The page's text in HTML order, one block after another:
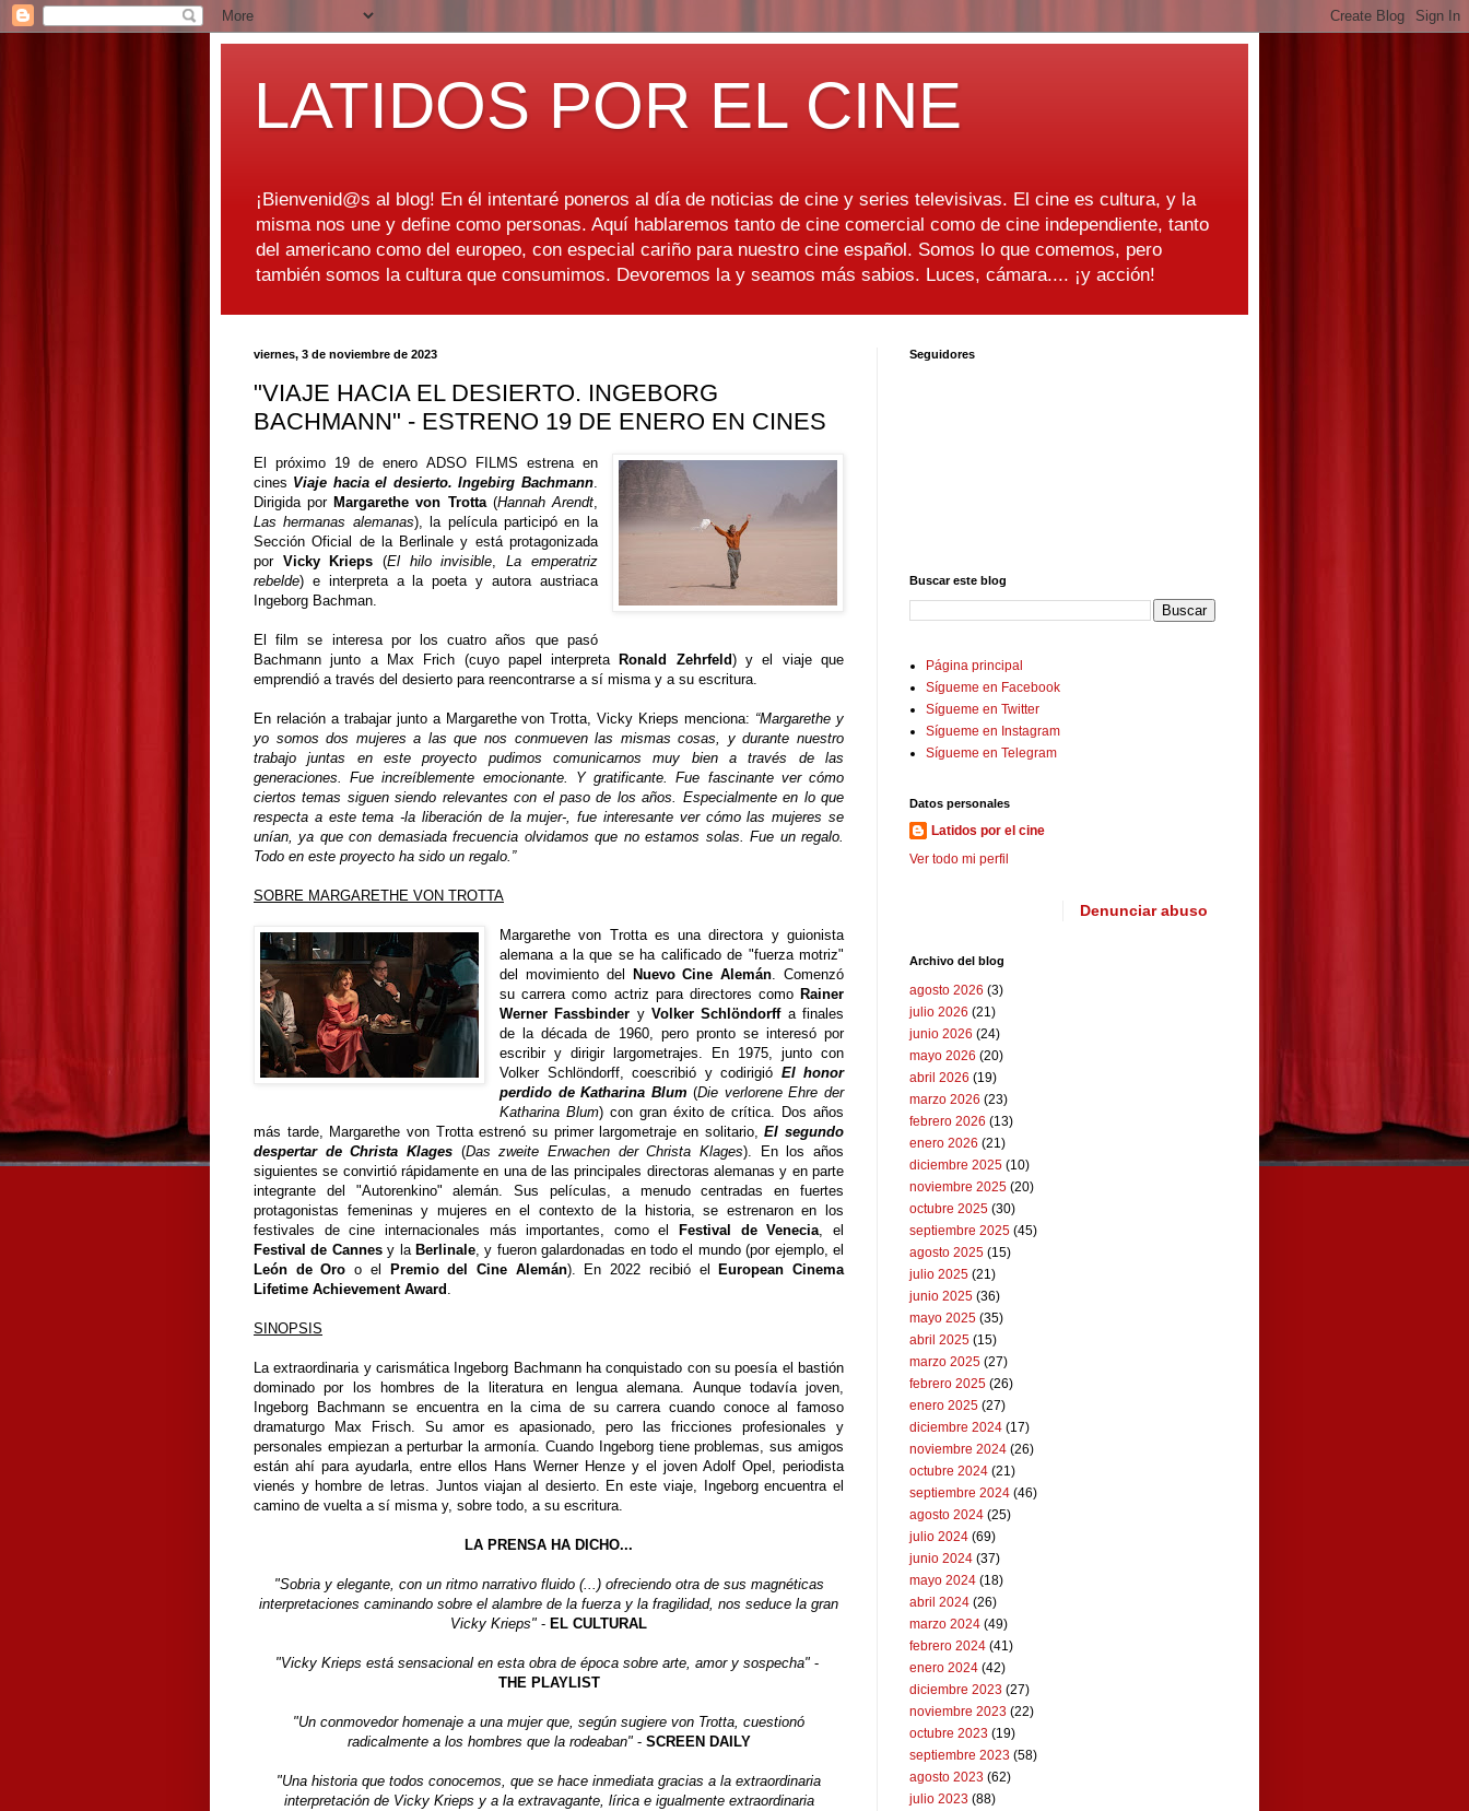
LATIDOS POR EL CINE
¡Bienvenid@s al blog! En él intentaré poneros al día de noticias de cine y series televisivas. El cine es cultura, y la
misma nos une y define como personas. Aquí hablaremos tanto de cine comercial como de cine independiente, tanto
del americano como del europeo, con especial cariño para nuestro cine español. Somos lo que comemos, pero
también somos la cultura que consumimos. Devoremos la y seamos más sabios. Luces, cámara.... ¡y acción!
viernes, 3 de noviembre de 2023
"VIAJE HACIA EL DESIERTO. INGEBORG
BACHMANN" - ESTRENO 19 DE ENERO EN CINES
El próximo 19 de enero ADSO FILMS estrena en
cines Viaje hacia el desierto. Ingebirg Bachmann.
Dirigida por Margarethe von Trotta(Hannah Arendt,
Las hermanas alemanas), la película participó en la
Sección Oficial de la Berlinale y está protagonizada
por Vicky Krieps (El hilo invisible,La emperatriz
rebelde) e interpreta a la poeta y autora austriaca
Ingeborg Bachman.
El film se interesa por los cuatro años que pasó
Bachmann junto a Max Frich (cuyo papel interpreta Ronald Zehrfeld) y el viaje que
emprendió a través del desierto para reencontrarse a sí misma y a su escritura.
En relación a trabajar junto a Margarethe von Trotta, Vicky Krieps menciona: “Margarethe y
yo somos dos mujeres a las que nos conmueven las mismas cosas, y durante nuestro
trabajo juntas en este proyecto pudimos comunicarnos muy bien a través de las
generaciones. Fue increíblemente emocionante. Y gratificante. Fue fascinante ver cómo
ciertos temas siguen siendo relevantes con el paso de los años. Especialmente en lo que
respecta a este tema -la liberación de la mujer-, fue interesante ver cómo las mujeres se
unían, ya que con demasiada frecuencia olvidamos que no estamos solas. Fue un regalo.
Todo en este proyecto ha sido un regalo.”
SOBRE MARGARETHE VON TROTTA
Margarethe von Trotta es una directora y guionista
alemana a la que se ha calificado de "fuerza motriz"
del movimiento del
Nuevo Cine Alemán. Comenzó
su carrera como actriz para directores como Rainer
Werner Fassbinder yVolker Schlöndorffa finales
de la década de 1960, pero pronto se interesó por
escribir y dirigir largometrajes. En 1975, junto con
Volker Schlöndorff, coescribió y codirigió El honor
perdido de Katharina Blum (Die verlorene Ehre der
Katharina Blum) con gran éxito de crítica. Dos años
más tarde, Margarethe von Trotta estrenó su primer largometraje en solitario,El segundo
despertar de Christa Klages (Das zweite Erwachen der Christa Klages). En los años
siguientes se convirtió rápidamente en una de las principales directoras alemanas y en parte
integrante del "Autorenkino" alemán. Sus películas, a menudo centradas en fuertes
protagonistas femeninas y mujeres en el contexto de la historia, se estrenaron en los
festivales de cine internacionales más importantes, como el
Festival de Venecia, el
Festival de Cannesy la Berlinale, y fueron galardonadas en todo el mundo (por ejemplo, el
León de Oro o el Premio del Cine Alemán). En 2022 recibió el
European Cinema
Lifetime Achievement Award .
SINOPSIS
La extraordinaria y carismática Ingeborg Bachmann ha conquistado con su poesía el bastión
dominado por los hombres de la literatura en lengua alemana. Aunque todavía joven,
Ingeborg Bachmann se encuentra en la cima de su carrera cuando conoce al famoso
dramaturgo Max Frisch. Su amor es apasionado, pero las fricciones profesionales y
personales empiezan a perturbar la armonía. Cuando Ingeborg tiene problemas, sus amigos
están ahí para ayudarla, entre ellos Hans Werner Henze y el joven Adolf Opel, periodista
vienés y hombre de letras. Juntos viajan al desierto. En este viaje, Ingeborg encuentra el
camino de vuelta a sí misma y, sobre todo, a su escritura.
LA PRENSA HA DICHO...
"Sobria y elegante, con un ritmo narrativo fluido (...) ofreciendo otra de sus magnéticas
interpretaciones caminando sobre el alambre de la fuerza y la fragilidad, nos seduce la gran
Vicky Krieps" - EL CULTURAL
"Vicky Krieps está sensacional en esta obra de época sobre arte, amor y sospecha"-
THE PLAYLIST
"Un conmovedor homenaje a una mujer que, según sugiere von Trotta, cuestionó
radicalmente a los hombres que la rodeaban"- SCREEN DAILY
"Una historia que todos conocemos, que se hace inmediata gracias a la extraordinaria
interpretación de Vicky Krieps y a la extravagante, lírica e igualmente extraordinaria
Seguidores
Buscar este blog
Página principal
Sígueme en Facebook
Sígueme en Twitter
Sígueme en Instagram
Sígueme en Telegram
Datos personales
Latidos por el cine
Ver todo mi perfil
Denunciar abuso
Archivo del blog
agosto 2026 (3)
julio 2026 (21)
junio 2026 (24)
mayo 2026 (20)
abril 2026 (19)
marzo 2026 (23)
febrero 2026 (13)
enero 2026 (21)
diciembre 2025 (10)
noviembre 2025 (20)
octubre 2025 (30)
septiembre 2025 (45)
agosto 2025 (15)
julio 2025 (21)
junio 2025 (36)
mayo 2025 (35)
abril 2025 (15)
marzo 2025 (27)
febrero 2025 (26)
enero 2025 (27)
diciembre 2024 (17)
noviembre 2024 (26)
octubre 2024 (21)
septiembre 2024 (46)
agosto 2024 (25)
julio 2024 (69)
junio 2024 (37)
mayo 2024 (18)
abril 2024 (26)
marzo 2024 (49)
febrero 2024 (41)
enero 2024 (42)
diciembre 2023 (27)
noviembre 2023 (22)
octubre 2023 (19)
septiembre 2023 (58)
agosto 2023 (62)
julio 2023 (88)